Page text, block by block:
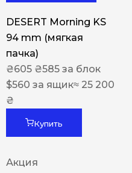
DESERT Morning KS
94 mm (мягкая
пачка)
₴605 ₴585 за блок
$560 за ящик≈ 25 200
₴
Купить
Акция